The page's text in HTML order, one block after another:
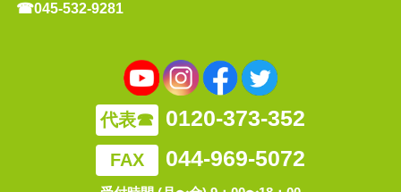
☎045-532-9281
代表☎ 0120-373-352
FAX 044-969-5072